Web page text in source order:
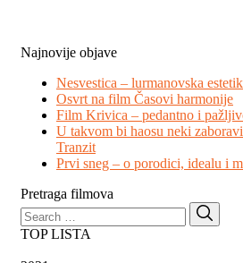
Najnovije objave
Nesvestica – lurmanovska
Osvrt na film Časovi harmonije
Film Krivica – pedantno i
U takvom bi haosu neki
Tranzit
Prvi sneg – o porodici, idealu i
Pretraga filmova
Search
for:
TOP LISTA